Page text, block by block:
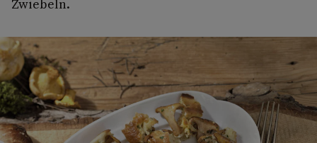
Zwiebeln.